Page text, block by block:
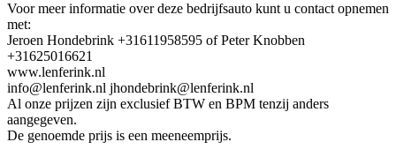
Voor meer informatie over deze bedrijfsauto kunt u contact opnemen
met:
Jeroen Hondebrink +31611958595 of Peter Knobben
+31625016621
www.lenferink.nl
info@lenferink.nl jhondebrink@lenferink.nl
Al onze prijzen zijn exclusief BTW en BPM tenzij anders
aangegeven.
De genoemde prijs is een meeneemprijs.